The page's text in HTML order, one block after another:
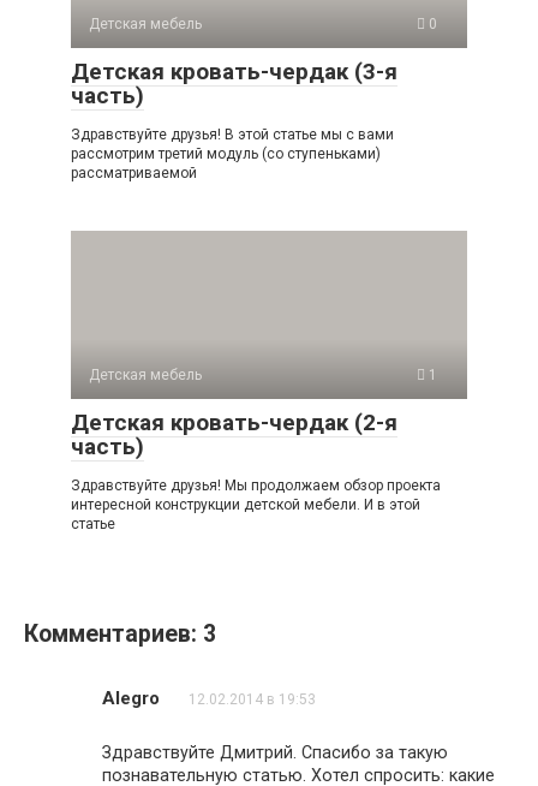
Детская мебель 0
Детская кровать-чердак (3-я
часть)
Здравствуйте друзья! В этой статье мы с вами
рассмотрим третий модуль (со ступеньками)
рассматриваемой
Детская мебель 1
Детская кровать-чердак (2-я
часть)
Здравствуйте друзья! Мы продолжаем обзор проекта
интересной конструкции детской мебели. И в этой
статье
Комментариев: 3
Alegro 12.02.2014 в 19:53
Здравствуйте Дмитрий. Спасибо за такую
познавательную статью. Хотел спросить: какие